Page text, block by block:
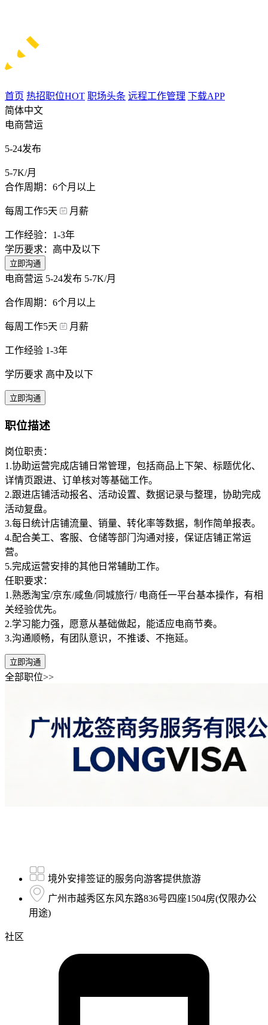
首页 热招职位HOT 职场头条 远程工作管理 下载APP
简体中文
电商营运
5-24发布
5-7K/月
合作周期：6个月以上
每周工作5天 月薪
工作经验：1-3年
学历要求：高中及以下
立即沟通
电商营运 5-24发布 5-7K/月
合作周期：6个月以上
每周工作5天 月薪
工作经验 1-3年
学历要求 高中及以下
立即沟通
职位描述
岗位职责：
1.协助运营完成店铺日常管理，包括商品上下架、标题优化、
详情页跟进、订单核对等基础工作。
2.跟进店铺活动报名、活动设置、数据记录与整理，协助完成
活动复盘。
3.每日统计店铺流量、销量、转化率等数据，制作简单报表。
4.配合美工、客服、仓储等部门沟通对接，保证店铺正常运
营。
5.完成运营安排的其他日常辅助工作。
任职要求：
1.熟悉淘宝/京东/咸鱼/同城旅行/ 电商任一平台基本操作，有相
关经验优先。
2.学习能力强，愿意从基础做起，能适应电商节奏。
3.沟通顺畅，有团队意识，不推诿、不拖延。
立即沟通
全部职位>>
境外安排签证的服务向游客提供旅游
广州市越秀区东风东路836号四座1504房(仅限办公
用途)
社区